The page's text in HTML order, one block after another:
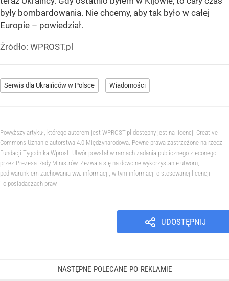
były bombardowania. Nie chcemy, aby tak było w całej
Europie – powiedział.
Źródło: WPROST.pl
Serwis dla Ukraińców w Polsce Wiadomości
Powyższy artykuł, którego autorem jest WPROST.pl dostępny jest na licencji Creative
Commons Uznanie autorstwa 4.0 Międzynarodowa. Pewne prawa zastrzeżone na rzecz
Fundacji Tygodnika Wprost. Utwór powstał w ramach zadania publicznego zleconego
przez Prezesa Rady Ministrów. Zezwala się na dowolne wykorzystanie utworu,
pod warunkiem zachowania ww. informacji, w tym informacji o stosowanej licencji
i o posiadaczach praw.
UDOSTĘPNIJ